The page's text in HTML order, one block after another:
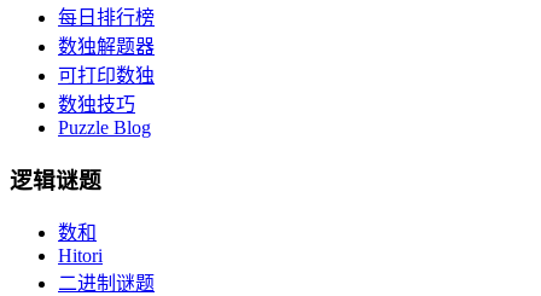
每日排行榜
数独解题器
可打印数独
数独技巧
Puzzle Blog
逻辑谜题
数和
Hitori
二进制谜题